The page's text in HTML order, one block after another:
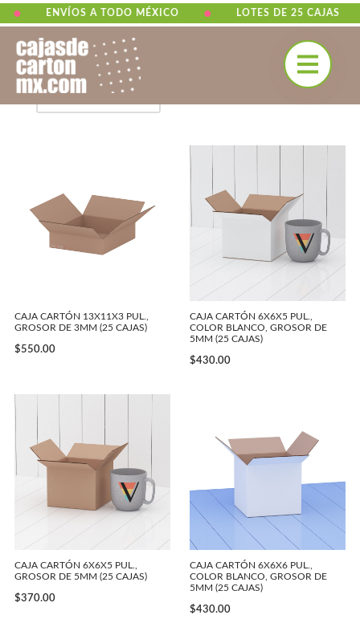
Saltar
al
contenido
ENVÍOS A TODO MÉXICO LOTES DE 25 CAJAS
Inicio \ sin serigrafia
CAJA CARTÓN 13X11X3 PUL.,
GROSOR DE 3MM (25 CAJAS)
$550.00
CAJA CARTÓN 6X6X5 PUL.,
COLOR BLANCO, GROSOR DE
5MM (25 CAJAS)
$430.00
CAJA CARTÓN 6X6X5 PUL.,
GROSOR DE 5MM (25 CAJAS)
$370.00
CAJA CARTÓN 6X6X6 PUL.,
COLOR BLANCO, GROSOR DE
5MM (25 CAJAS)
$430.00